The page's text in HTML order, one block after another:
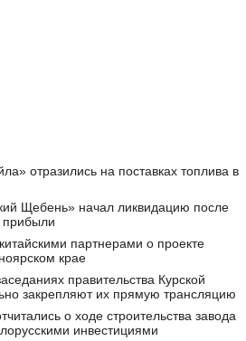
отразились на поставках топлива в
Щебень» начал ликвидацию после
прибыли
партнерами о проекте
крае
правительства Курской
закрепляют их прямую трансляцию
о ходе строительства завода
инвестициями